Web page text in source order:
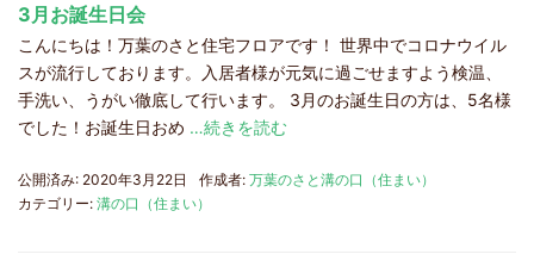
3月お誕生日会
こんにちは！万葉のさと住宅フロアです！ 世界中でコロナウイル
スが流行しております。入居者様が元気に過ごせますよう検温、
手洗い、うがい徹底して行います。 3月のお誕生日の方は、5名様
でした！お誕生日おめ …続きを読む
公開済み: 2020年3月22日 作成者: 万葉のさと溝の口（住まい）
カテゴリー: 溝の口（住まい）